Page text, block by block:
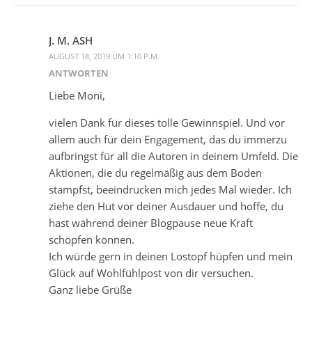
J. M. ASH
AUGUST 18, 2019 UM 1:10 P.M.
ANTWORTEN
Liebe Moni,
vielen Dank für dieses tolle Gewinnspiel. Und vor
allem auch für dein Engagement, das du immerzu
aufbringst für all die Autoren in deinem Umfeld. Die
Aktionen, die du regelmäßig aus dem Boden
stampfst, beeindrucken mich jedes Mal wieder. Ich
ziehe den Hut vor deiner Ausdauer und hoffe, du
hast während deiner Blogpause neue Kraft
schöpfen können.
Ich würde gern in deinen Lostopf hüpfen und mein
Glück auf Wohlfühlpost von dir versuchen.
Ganz liebe Grüße